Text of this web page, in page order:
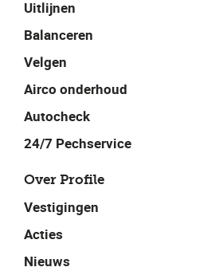
Uitlijnen
Balanceren
Velgen
Airco onderhoud
Autocheck
24/7 Pechservice
Over Profile
Vestigingen
Acties
Nieuws